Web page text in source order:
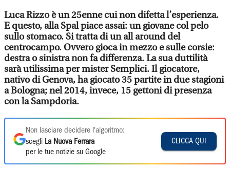
Luca Rizzo è un 25enne cui non difetta l’esperienza.
E questo, alla Spal piace assai: un giovane col pelo
sullo stomaco. Si tratta di un all around del
centrocampo. Ovvero gioca in mezzo e sulle corsie:
destra o sinistra non fa differenza. La sua duttilità
sarà utilissima per mister Semplici. Il giocatore,
nativo di Genova, ha giocato 35 partite in due stagioni
a Bologna; nel 2014, invece, 15 gettoni di presenza
con la Sampdoria.
Non lasciare decidere l'algoritmo:
scegli La Nuova Ferrara
per le tue notizie su Google
CLICCA QUI